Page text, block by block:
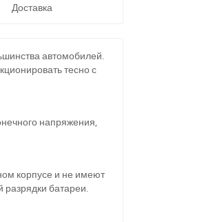
Доставка
автомобилей.
тесно с
напряжения,
корпусе и не имеют
разрядки батареи.